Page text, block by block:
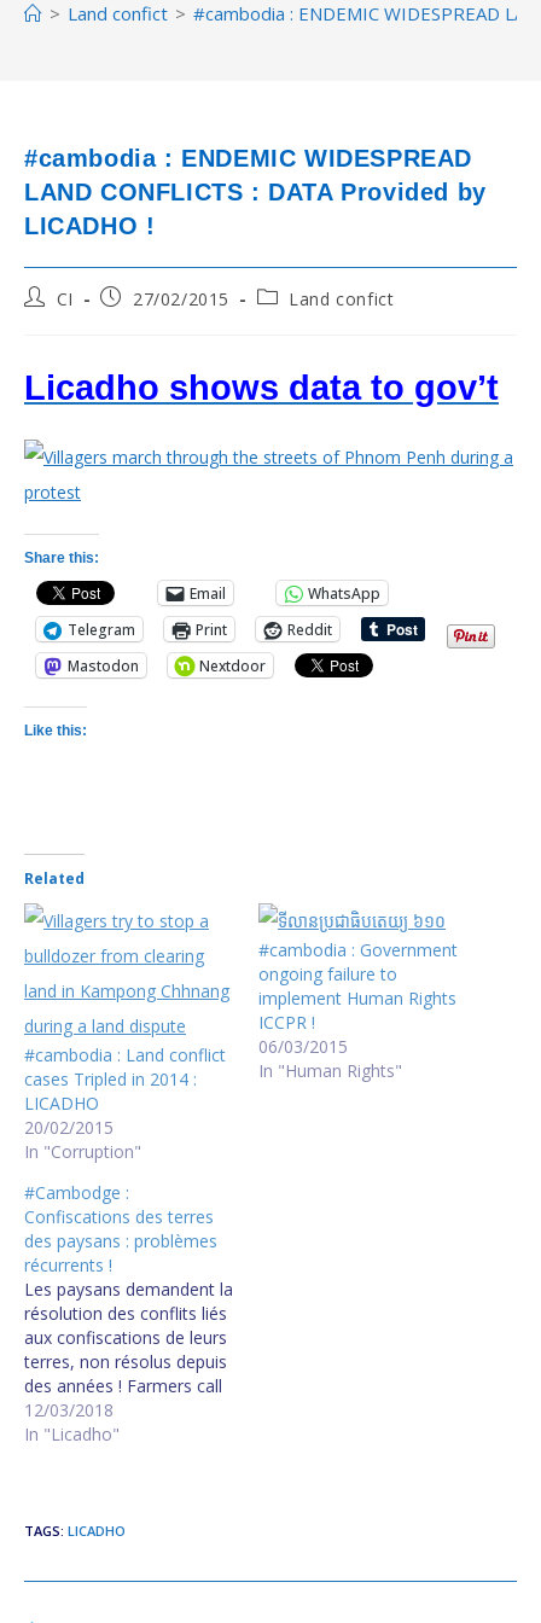
> Land confict > #cambodia : ENDEMIC WIDESPREAD
#cambodia : ENDEMIC WIDESPREAD
LAND CONFLICTS : DATA Provided by
LICADHO !
PostCI
Post27/02/2015
PostLand confict
Licadho shows data to gov’t
Share this:
Email
WhatsApp
Telegram
Print
Reddit
Mastodon
Nextdoor
Like this:
Related
#cambodia : Land conflict
cases Tripled in 2014 :
LICADHO
20/02/2015
In "Corruption"
#cambodia : Government
ongoing failure to
implement Human Rights
ICCPR !
06/03/2015
In "Human Rights"
#Cambodge :
Confiscations des terres
des paysans : problèmes
récurrents !
Les paysans demandent la
résolution des conflits liés
aux confiscations de leurs
terres, non résolus depuis
des années ! Farmers call
for resolution of decade
old land grab disputes
12/03/2018
In "Licadho"
TAGS: LICADHO